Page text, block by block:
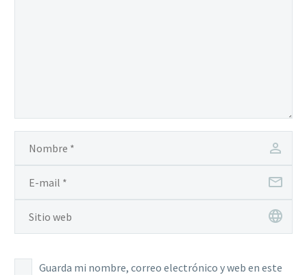
Guarda mi nombre, correo electrónico y web en este